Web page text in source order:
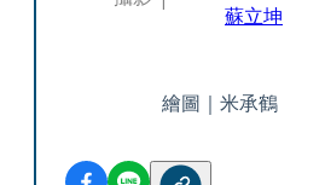
蘇立坤
繪圖｜米承鶴